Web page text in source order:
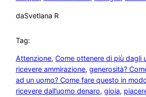
daSvetlana R
Tag:
Attenzione, Come ottenere di più dagli
ricevere ammirazione, generosità?
ad un uomo? Come fare questo in
ricevere dall’uomo denaro, gioia,